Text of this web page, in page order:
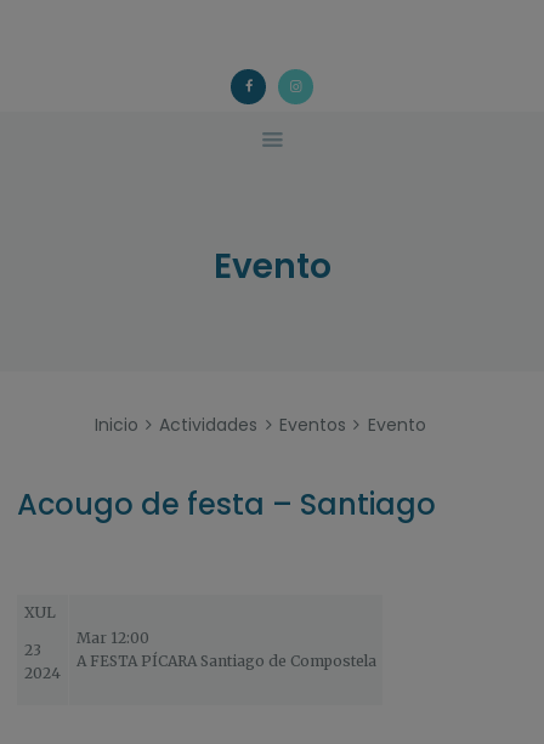
Evento
Inicio Actividades Eventos Evento
ACOUGO
Asociación galega de familias de acollida
QUÉ FACEMOS?
ACTIVIDADES
Acougo de festa – Santiago
XUL
23
2024
Mar 12:00
A FESTA PÍCARA Santiago de Compostela